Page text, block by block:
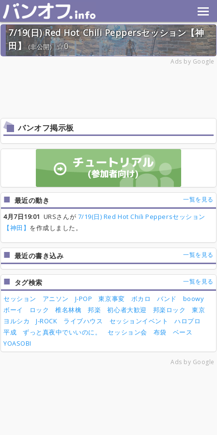
7/19(日) Red Hot Chili Peppersセッション【神
田】 (非公開)
0
Ads by Google
バンオフ掲示板
最近の動き 一覧を見る
4月7日19:01 URSさんが 7/19(日) Red Hot Chili Peppersセッション
【神田】 を作成しました。
最近の書き込み 一覧を見る
タグ検索 一覧を見る
セッション アニソン J-POP 東京事変 ボカロ バンド
boowy
ボーイ
ロック 椎名林檎 邦楽 初心者大歓迎 邦楽ロック
東京
ヨルシカ
J-ROCK ライブハウス セッションイベント
ハロプロ
平成
ずっと真夜中でいいのに。 セッション会 布袋
ベース
YOASOBI
Ads by Google